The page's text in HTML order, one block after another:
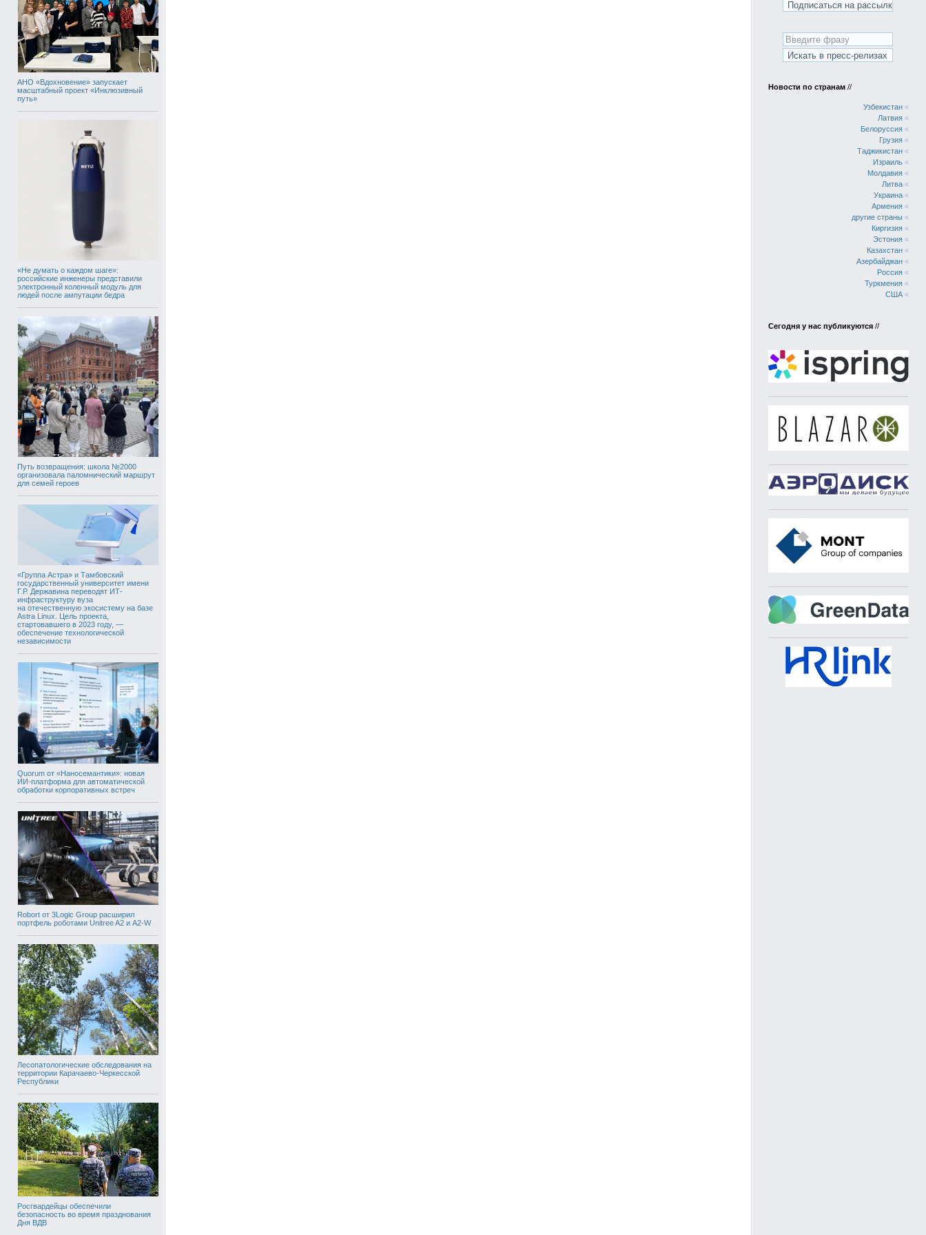
АНО «Вдохновение» запускает
масштабный проект «Инклюзивный
путь»
«Не думать о каждом шаге»:
российские инженеры представили
электронный коленный модуль для
людей после ампутации бедра
Путь возвращения: школа №2000
организовала паломнический маршрут
для семей героев
«Группа Астра» и Тамбовский
государственный университет имени
Г.Р. Державина переводят ИТ-
инфраструктуру вуза
на отечественную экосистему на базе
Astra Linux. Цель проекта,
стартовавшего в 2023 году, —
обеспечение технологической
независимости
Quorum от «Наносемантики»: новая
ИИ-платформа для автоматической
обработки корпоративных встреч
Robort от 3Logic Group расширил
портфель роботами Unitree A2 и A2-W
Лесопатологические обследования на
территории Карачаево-Черкесской
Республики
Росгвардейцы обеспечили
безопасность во время празднования
Дня ВДВ
Новости по странам //
Узбекистан «
Латвия «
Белоруссия «
Грузия «
Таджикистан «
Израиль «
Молдавия «
Литва «
Украина «
Армения «
другие страны «
Киргизия «
Эстония «
Казахстан «
Азербайджан «
Россия «
Туркмения «
США «
Сегодня у нас публикуются //